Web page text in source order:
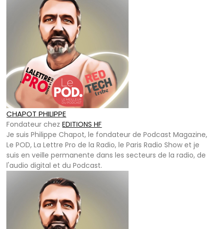
CHAPOT PHILIPPE
Fondateur chezEDITIONS HF
Je suis Philippe Chapot, le fondateur de Podcast Magazine,
Le POD, La Lettre Pro de la Radio, le Paris Radio Show et je
suis en veille permanente dans les secteurs de la radio, de
l'audio digital et du Podcast.